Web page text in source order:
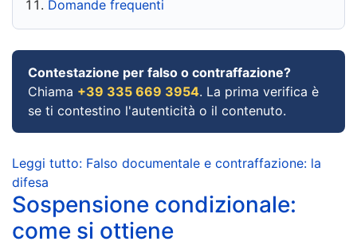
Domande frequenti
Contestazione per falso o contraffazione?
Chiama +39 335 669 3954. La prima verifica è
se ti contestino l'autenticità o il contenuto.
Leggi tutto: Falso documentale e contraffazione: la
difesa
Sospensione condizionale:
come si ottiene